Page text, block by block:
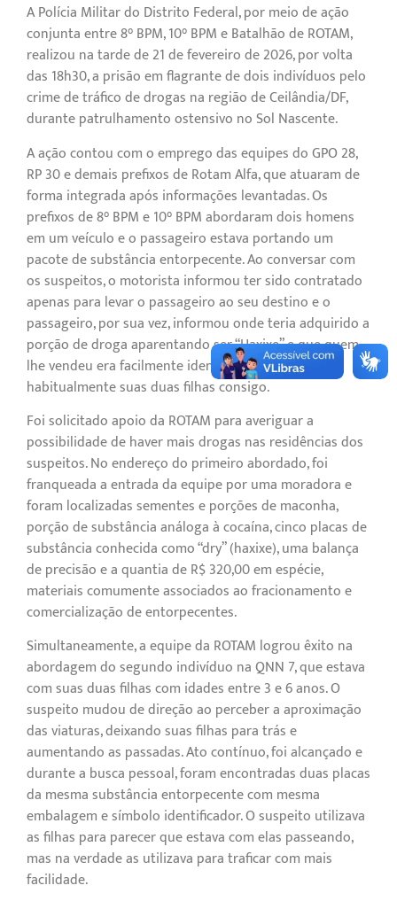
A Polícia Militar do Distrito Federal, por meio de ação
conjunta entre 8° BPM, 10° BPM e Batalhão de ROTAM,
realizou na tarde de 21 de fevereiro de 2026, por volta
das 18h30, a prisão em flagrante de dois indivíduos pelo
crime de tráfico de drogas na região de Ceilândia/DF,
durante patrulhamento ostensivo no Sol Nascente.
A ação contou com o emprego das equipes do GPO 28,
RP 30 e demais prefixos de Rotam Alfa, que atuaram de
forma integrada após informações levantadas. Os
prefixos de 8° BPM e 10° BPM abordaram dois homens
em um veículo e o passageiro estava portando um
pacote de substância entorpecente. Ao conversar com
os suspeitos, o motorista informou ter sido contratado
apenas para levar o passageiro ao seu destino e o
passageiro, por sua vez, informou onde teria adquirido a
porção de droga aparentando ser “Haxixe” e que quem
lhe vendeu era facilmente identificável, pois trazia
habitualmente suas duas filhas consigo.
Foi solicitado apoio da ROTAM para averiguar a
possibilidade de haver mais drogas nas residências dos
suspeitos. No endereço do primeiro abordado, foi
franqueada a entrada da equipe por uma moradora e
foram localizadas sementes e porções de maconha,
porção de substância análoga à cocaína, cinco placas de
substância conhecida como “dry” (haxixe), uma balança
de precisão e a quantia de R$ 320,00 em espécie,
materiais comumente associados ao fracionamento e
comercialização de entorpecentes.
Simultaneamente, a equipe da ROTAM logrou êxito na
abordagem do segundo indivíduo na QNN 7, que estava
com suas duas filhas com idades entre 3 e 6 anos. O
suspeito mudou de direção ao perceber a aproximação
das viaturas, deixando suas filhas para trás e
aumentando as passadas. Ato contínuo, foi alcançado e
durante a busca pessoal, foram encontradas duas placas
da mesma substância entorpecente com mesma
embalagem e símbolo identificador. O suspeito utilizava
as filhas para parecer que estava com elas passeando,
mas na verdade as utilizava para traficar com mais
facilidade.